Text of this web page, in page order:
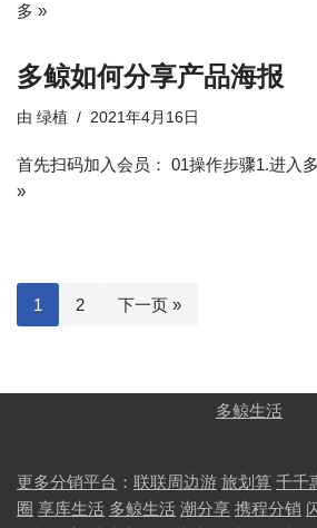
多 »
多鲸如何分享产品海报
由 绿植 2021年4月16日
首先扫码加入会员： 01操作步骤1.进入
»
1 2 下一页 »
多鲸生活
更多分销平台 ： 联联周边游 旅划算 千千
圈 享库生活 多鲸生活 潮分享 携程分销